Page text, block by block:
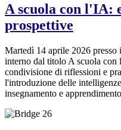
A scuola con l'IA:
prospettive
Martedì 14 aprile 2026
interno dal titolo A scuola con
condivisione di riflessioni e
l'introduzione delle
insegnamento e